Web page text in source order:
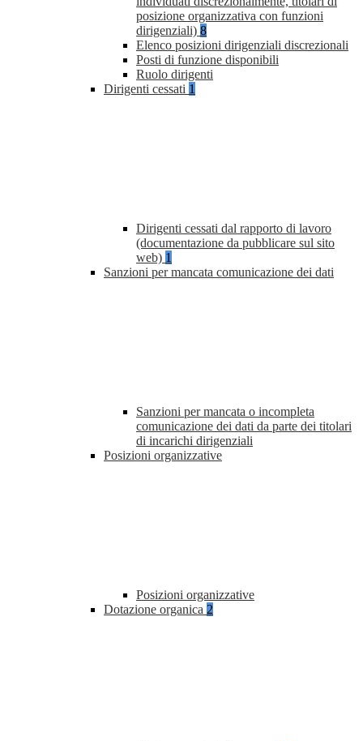
posizione organizzativa con funzioni
dirigenziali) 8
Elenco posizioni dirigenziali discrezionali
Posti di funzione disponibili
Ruolo dirigenti
Dirigenti cessati 1
Dirigenti cessati dal rapporto di lavoro
(documentazione da pubblicare sul sito
web) 1
Sanzioni per mancata comunicazione dei dati
Sanzioni per mancata o incompleta
comunicazione dei dati da parte dei titolari
di incarichi dirigenziali
Posizioni organizzative
Posizioni organizzative
Dotazione organica 2